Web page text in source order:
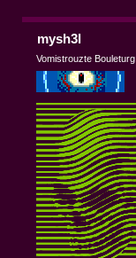
mysh3l
Vomistrouzte Bouleturg